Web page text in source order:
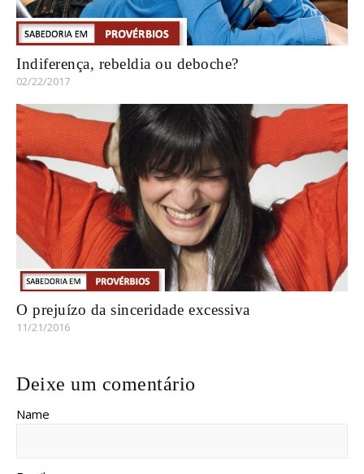
Indiferença, rebeldia ou deboche?
02/22/2017
O prejuízo da sinceridade excessiva
11/21/2016
Deixe um comentário
Name